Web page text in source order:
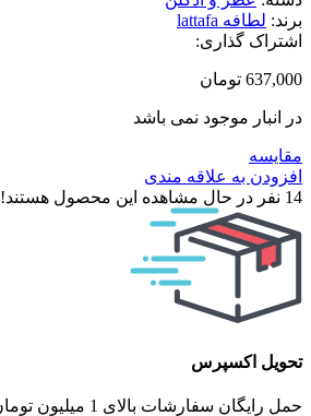
برند: لطافه lattafa
اشتراک گذاری:
637,000 تومان
در انبار موجود نمی باشد
مقایسه
افزودن به علاقه مندی
14 نفر در حال مشاهده این محصول هستند!
تحویل اکسپرس
حمل رایگان سفارشات بالای 1 میلیون تومان